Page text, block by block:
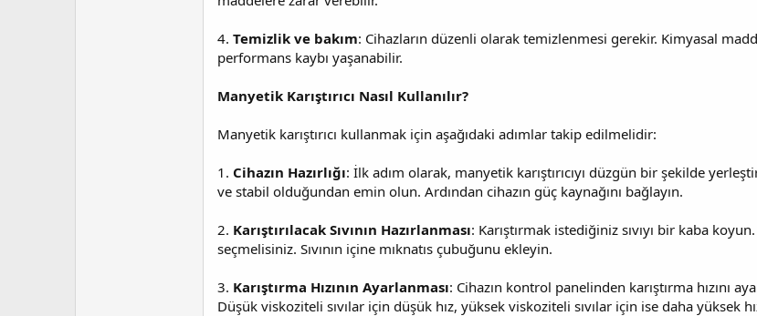
4. Temizlik ve bakım: Cihazların düzenli olarak temizlenmesi gerekir. Kimyasal
performans kaybı yaşanabilir.
Manyetik Karıştırıcı Nasıl Kullanılır?
Manyetik karıştırıcı kullanmak için aşağıdaki adımlar takip edilmelidir:
1. Cihazın Hazırlığı: İlk adım olarak, manyetik karıştırıcıyı düzgün bir şekilde
ve stabil olduğundan emin olun. Ardından cihazın güç kaynağını bağlayın.
2. Karıştırılacak Sıvının Hazırlanması: Karıştırmak istediğiniz sıvıyı bir kaba koyun.
seçmelisiniz. Sıvının içine mıknatıs çubuğunu ekleyin.
3. Karıştırma Hızının Ayarlanması: Cihazın kontrol panelinden karıştırma hızını
Düşük viskoziteli sıvılar için düşük hız, yüksek viskoziteli sıvılar için ise daha yüksek